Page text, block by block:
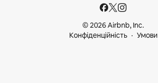
© 2026 Airbnb, Inc.
Конфіденційність
Умови